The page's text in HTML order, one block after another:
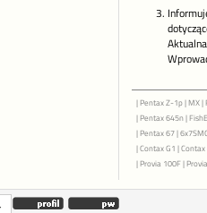
| Pentax Z-1p | MX |
| Pentax 645n |
| Pentax 67 |
| Contax G1 |
| Provia 100F |